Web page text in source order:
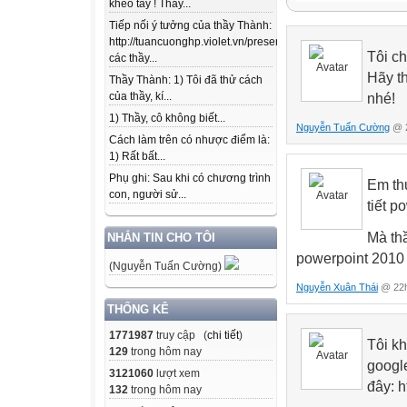
khéo tay ! Thầy...
Tiếp nối ý tưởng của thầy Thành:
http://tuancuonghp.violet.vn/present/show/entry_id/
các thầy...
Thầy Thành: 1) Tôi đã thử cách
của thầy, kí...
1) Thầy, cô không biết...
Cách làm trên có nhược điểm là:
1) Rất bất...
Phụ ghi: Sau khi có chương trình
con, người sử...
NHẮN TIN CHO TÔI
(Nguyễn Tuấn Cường)
THỐNG KÊ
1771987 truy cập (chi tiết)
129 trong hôm nay
3121060 lượt xem
132 trong hôm nay
CẮT ĐẾN ĐÂU
CẮT XONG
Tôi
Hãy
nhé!
Nguyễn Tuấn Cường @
Em
tiết
Mà
powerpoint
Nguyễn Xuân Thái @
Tôi
đây: